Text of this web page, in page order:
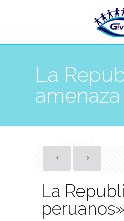
La
La
peruanos»